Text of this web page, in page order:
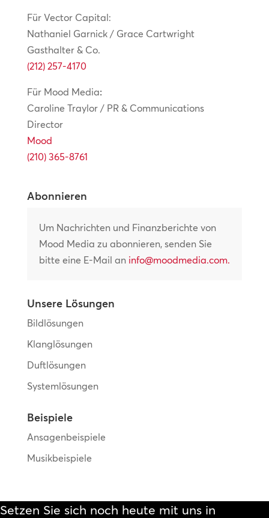
Für Vector Capital:
Nathaniel Garnick / Grace Cartwright
Gasthalter & Co.
(212) 257-4170
Für Mood Media:
Caroline Traylor / PR & Communications
Director
Mood
(210) 365-8761
Abonnieren
Um Nachrichten und Finanzberichte von
Mood Media zu abonnieren, senden Sie
bitte eine E-Mail an info@moodmedia.com.
Unsere Lösungen
Bildlösungen
Klanglösungen
Duftlösungen
Systemlösungen
Beispiele
Ansagenbeispiele
Musikbeispiele
Setzen Sie sich noch heute mit uns in